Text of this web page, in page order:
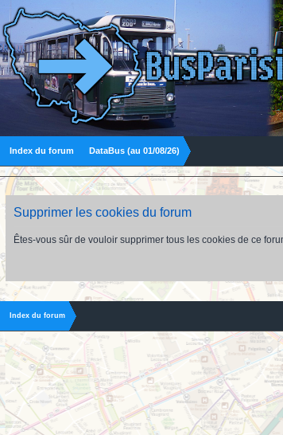
Index du forum DataBus (au 01/08/26)
Supprimer les cookies du forum
Êtes-vous sûr de vouloir supprimer tous les cookies de ce
Index du forum